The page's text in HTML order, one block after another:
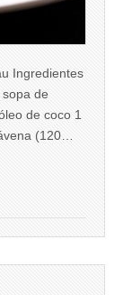
Ingredientes
de
de coco 1
(120…